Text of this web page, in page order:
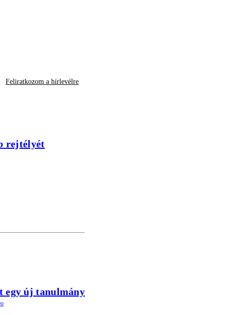
Feliratkozom a hírlevélre
rejtélyét
egy új tanulmány